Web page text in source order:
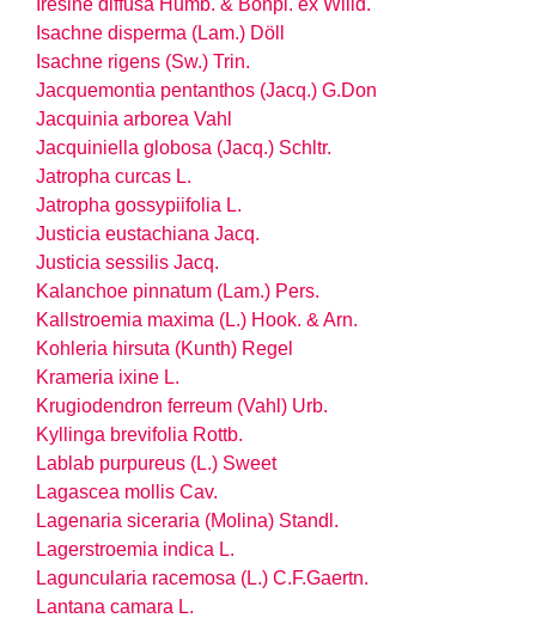
Iresine diffusa Humb. & Bonpl. ex Willd.
Isachne disperma (Lam.) Döll
Isachne rigens (Sw.) Trin.
Jacquemontia pentanthos (Jacq.) G.Don
Jacquinia arborea Vahl
Jacquiniella globosa (Jacq.) Schltr.
Jatropha curcas L.
Jatropha gossypiifolia L.
Justicia eustachiana Jacq.
Justicia sessilis Jacq.
Kalanchoe pinnatum (Lam.) Pers.
Kallstroemia maxima (L.) Hook. & Arn.
Kohleria hirsuta (Kunth) Regel
Krameria ixine L.
Krugiodendron ferreum (Vahl) Urb.
Kyllinga brevifolia Rottb.
Lablab purpureus (L.) Sweet
Lagascea mollis Cav.
Lagenaria siceraria (Molina) Standl.
Lagerstroemia indica L.
Laguncularia racemosa (L.) C.F.Gaertn.
Lantana camara L.